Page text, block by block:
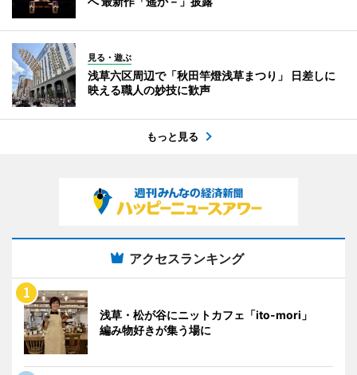
見る・遊ぶ
浅草六区周辺で「秋田竿燈浅草まつり」 日差しに
映える職人の妙技に歓声
もっと見る
アクセスランキング
浅草・松が谷にニットカフェ「ito-mori」
編み物好きが集う場に